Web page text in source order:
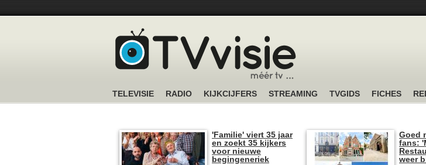
TELEVISIE RADIO KIJKCIJFERS STREAMING TVGIDS FICHES
'Familie' viert 35 jaar
en zoekt 35 kijkers
voor nieuwe
begingeneriek
Goed
fans:
weer